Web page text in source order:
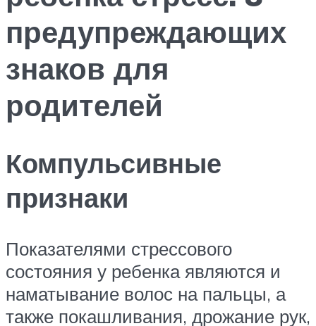
предупреждающих
знаков для
родителей
Компульсивные
признаки
Показателями стрессового
состояния у ребенка являются и
наматывание волос на пальцы, а
также покашливания, дрожание рук,